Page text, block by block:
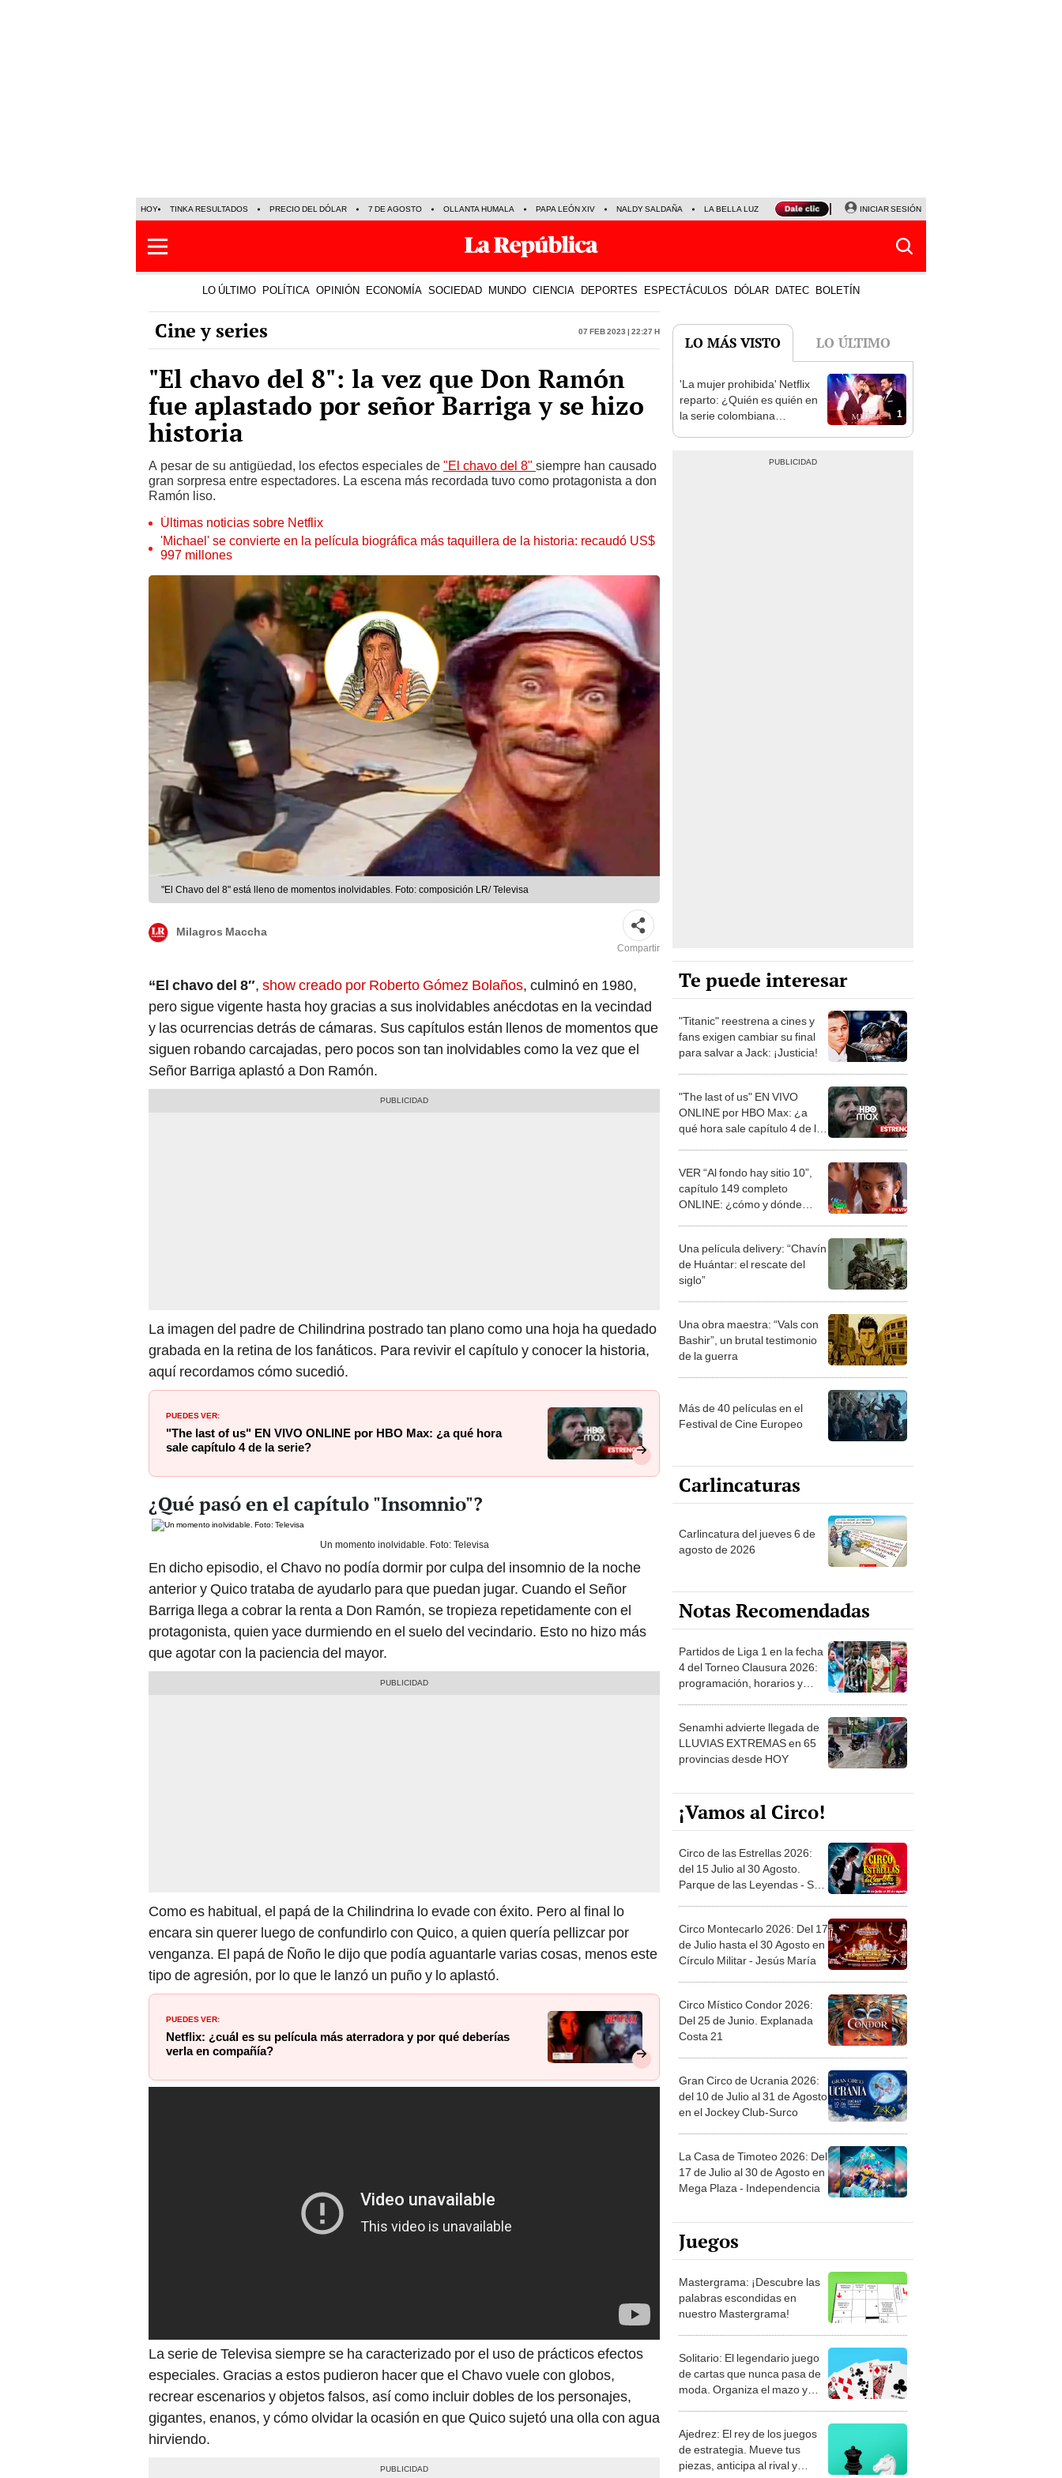
HOY TINKA RESULTADOS PRECIO DEL DÓLAR 7 DE AGOSTO OLLANTA HUMALA PAPA LEÓN XIV NALDY SALDAÑA LA BELLA LUZ MAGALY MEDINA SINUANO RESULTADOS HOY
INICIAR SESIÓN
LO ÚLTIMO POLÍTICA OPINIÓN ECONOMÍA SOCIEDAD MUNDO CIENCIA DEPORTES ESPECTÁCULOS DÓLAR DATEC BOLETÍN
Cine y series 07 Feb 2023 | 22:27 h
"El chavo del 8": la vez que Don Ramón
fue aplastado por señor Barriga y se hizo
historia
A pesar de su antigüedad, los efectos especiales de "El chavo del 8" siempre han causado
gran sorpresa entre espectadores. La escena más recordada tuvo como protagonista a don
Ramón liso.
Últimas noticias sobre Netflix
'Michael' se convierte en la película biográfica más taquillera de la historia: recaudó US$
997 millones
"El Chavo del 8" está lleno de momentos inolvidables. Foto: composición LR/ Televisa
Milagros Maccha
Compartir
“El chavo del 8″, show creado por Roberto Gómez Bolaños, culminó en 1980,
pero sigue vigente hasta hoy gracias a sus inolvidables anécdotas en la vecindad
y las ocurrencias detrás de cámaras. Sus capítulos están llenos de momentos que
siguen robando carcajadas, pero pocos son tan inolvidables como la vez que el
Señor Barriga aplastó a Don Ramón.
La imagen del padre de Chilindrina postrado tan plano como una hoja ha quedado
grabada en la retina de los fanáticos. Para revivir el capítulo y conocer la historia,
aquí recordamos cómo sucedió.
PUEDES VER:
"The last of us" EN VIVO ONLINE por HBO Max: ¿a qué hora
sale capítulo 4 de la serie?
¿Qué pasó en el capítulo "Insomnio"?
Un momento inolvidable. Foto: Televisa
En dicho episodio, el Chavo no podía dormir por culpa del insomnio de la noche
anterior y Quico trataba de ayudarlo para que puedan jugar. Cuando el Señor
Barriga llega a cobrar la renta a Don Ramón, se tropieza repetidamente con el
protagonista, quien yace durmiendo en el suelo del vecindario. Esto no hizo más
que agotar con la paciencia del mayor.
Como es habitual, el papá de la Chilindrina lo evade con éxito. Pero al final lo
encara sin querer luego de confundirlo con Quico, a quien quería pellizcar por
venganza. El papá de Ñoño le dijo que podía aguantarle varias cosas, menos este
tipo de agresión, por lo que le lanzó un puño y lo aplastó.
PUEDES VER:
Netflix: ¿cuál es su película más aterradora y por qué deberías
verla en compañía?
La serie de Televisa siempre se ha caracterizado por el uso de prácticos efectos
especiales. Gracias a estos pudieron hacer que el Chavo vuele con globos,
recrear escenarios y objetos falsos, así como incluir dobles de los personajes,
gigantes, enanos, y cómo olvidar la ocasión en que Quico sujetó una olla con agua
hirviendo.
LO MÁS VISTO LO ÚLTIMO
1
'La mujer prohibida' Netflix
reparto: ¿Quién es quién en
la serie colombiana
Te puede interesar
"Titanic" reestrena a cines y
fans exigen cambiar su final
para salvar a Jack: ¡Justicia!
"The last of us" EN VIVO
ONLINE por HBO Max: ¿a
qué hora sale capítulo 4 de la
VER “Al fondo hay sitio 10”,
capítulo 149 completo
ONLINE: ¿cómo y dónde
Una película delivery: “Chavín
de Huántar: el rescate del
siglo”
Una obra maestra: “Vals con
Bashir”, un brutal testimonio
de la guerra
Más de 40 películas en el
Festival de Cine Europeo
Carlincaturas
Carlincatura del jueves 6 de
agosto de 2026
Notas Recomendadas
Partidos de Liga 1 en la fecha
4 del Torneo Clausura 2026:
programación, horarios y
Senamhi advierte llegada de
LLUVIAS EXTREMAS en 65
provincias desde HOY
¡Vamos al Circo!
Circo de las Estrellas 2026:
del 15 Julio al 30 Agosto.
Parque de las Leyendas - San
Circo Montecarlo 2026: Del 17
de Julio hasta el 30 Agosto en
Círculo Militar - Jesús María
Circo Místico Condor 2026:
Del 25 de Junio. Explanada
Costa 21
Gran Circo de Ucrania 2026:
del 10 de Julio al 31 de Agosto
en el Jockey Club-Surco
La Casa de Timoteo 2026: Del
17 de Julio al 30 de Agosto en
Mega Plaza - Independencia
Juegos
Mastergrama: ¡Descubre las
palabras escondidas en
nuestro Mastergrama!
Solitario: El legendario juego
de cartas que nunca pasa de
moda. Organiza el mazo y
Ajedrez: El rey de los juegos
de estrategia. Mueve tus
piezas, anticipa al rival y